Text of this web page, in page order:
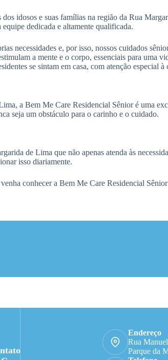
idosos e suas famílias na região da Rua
dedicada e altamente qualificada.
necessidades e, por isso, nossos cuidados
a mente e o corpo, essenciais para uma
se sintam em casa, com atenção especial
a Bem Me Care Residencial Sênior é uma
seja um obstáculo para o carinho e o cuidado.
de Lima que não apenas atenda às
isso diariamente.
conhecer a Bem Me Care Residencial
Endereço
Rua
Parque da